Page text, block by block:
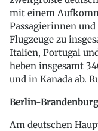
mit einem
Passagierinnen und
Flugzeuge zu
Italien, Portugal
heben insgesamt
und in Kanada ab.
Berlin-Brandenburg
Am deutschen